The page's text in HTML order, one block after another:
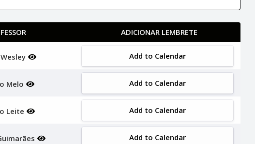
ADICIONAR LEMBRETE
Add to Calendar
Melo Add to Calendar
Leite Add to Calendar
Add to Calendar